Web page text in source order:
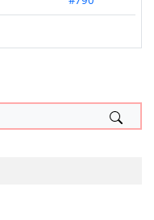
#976
#665
#700
#950